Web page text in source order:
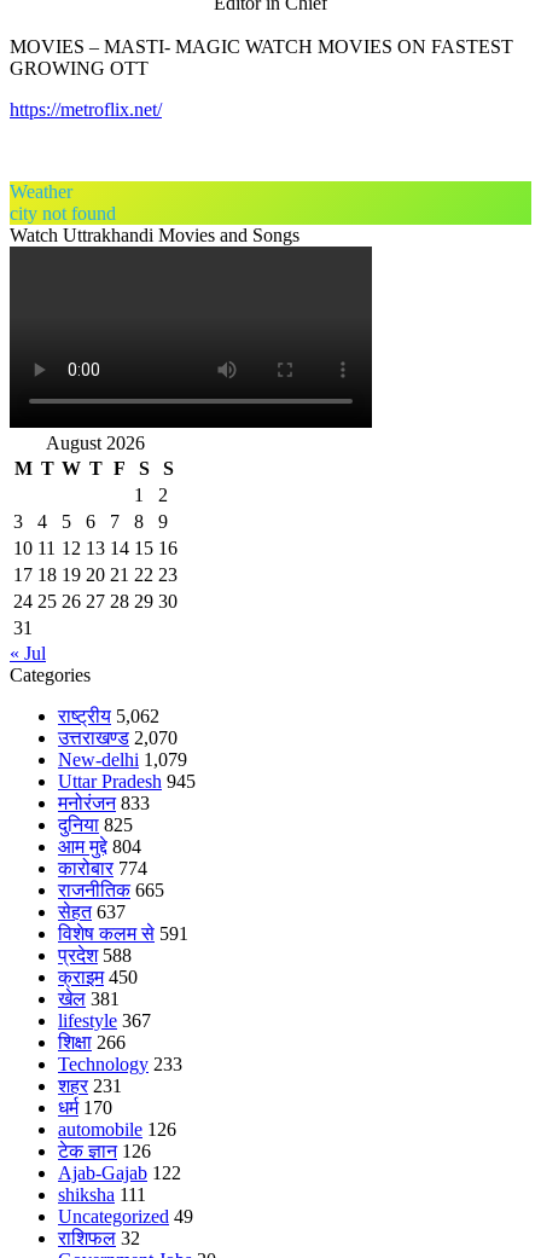
MOVIES – MASTI- MAGIC WATCH MOVIES ON FASTEST
GROWING OTT
https://metroflix.net/
Weather
city not found
Watch Uttrakhandi Movies and Songs
August 2026
M T W T F S
S
1
2
3
4 5 6 7 8
9
10 11 12 13 14 15 16
17 18 19 20 21 22 23
24 25 26 27 28 29 30
31
« Jul
Categories
राष्ट्रीय 5,062
उत्तराखण्ड 2,070
New-delhi 1,079
Uttar Pradesh 945
मनोरंजन 833
दुनिया 825
आम मुद्दे 804
कारोबार 774
राजनीतिक 665
सेहत 637
विशेष कलम से 591
प्रदेश 588
क्राइम 450
खेल 381
lifestyle 367
शिक्षा 266
Technology 233
शहर 231
धर्म 170
automobile 126
टेक ज्ञान 126
Ajab-Gajab 122
shiksha 111
Uncategorized 49
राशिफल 32